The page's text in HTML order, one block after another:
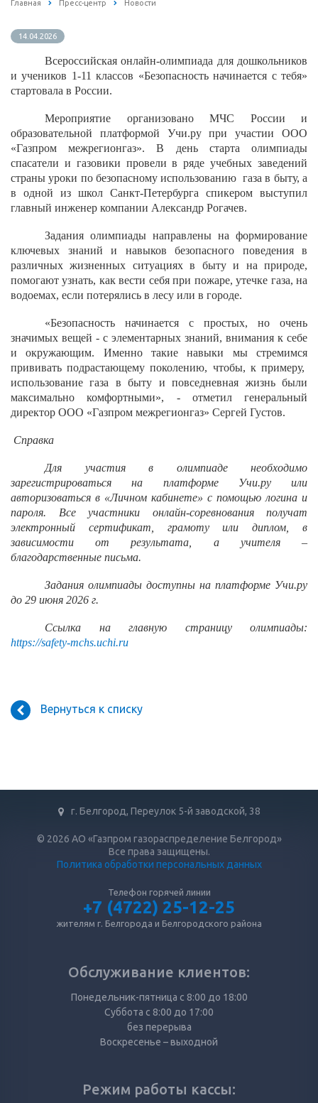
Главная Пресс-центр Новости
14.04.2026
Всероссийская онлайн-олимпиада для дошкольников
и учеников 1-11 классов «Безопасность начинается с тебя»
стартовала в России.
Мероприятие организовано МЧС России и
образовательной платформой Учи.ру при участии ООО
«Газпром межрегионгаз». В день старта олимпиады
спасатели и газовики провели в ряде учебных заведений
страны уроки по безопасному использованию газа в быту, а
в одной из школ Санкт-Петербурга спикером выступил
главный инженер компании Александр Рогачев.
Задания олимпиады направлены на формирование
ключевых знаний и навыков безопасного поведения в
различных жизненных ситуациях в быту и на природе,
помогают узнать, как вести себя при пожаре, утечке газа, на
водоемах, если потерялись в лесу или в городе.
«Безопасность начинается с простых, но очень
значимых вещей - с элементарных знаний, внимания к себе
и окружающим. Именно такие навыки мы стремимся
прививать подрастающему поколению, чтобы, к примеру,
использование газа в быту и повседневная жизнь были
максимально комфортными», - отметил генеральный
директор ООО «Газпром межрегионгаз» Сергей Густов.
Справка
Для участия в олимпиаде необходимо
зарегистрироваться на платформе Учи.ру или
авторизоваться в «Личном кабинете» с помощью логина и
пароля. Все участники онлайн-соревнования получат
электронный сертификат, грамоту или диплом, в
зависимости от результата, а учителя –
благодарственные письма.
Задания олимпиады доступны на платформе Учи.ру
до 29 июня 2026 г.
Ссылка на главную страницу олимпиады:
https://safety-mchs.uchi.ru
Вернуться к списку
г. Белгород, Переулок 5-й заводской, 38
© 2026 АО «Газпром газораспределение Белгород»
Все права защищены.
Политика обработки персональных данных
Телефон горячей линии
+7 (4722) 25-12-25
жителям г. Белгорода и Белгородского района
Обслуживание клиентов:
Понедельник-пятница с 8:00 до 18:00
Суббота с 8:00 до 17:00
без перерыва
Воскресенье – выходной
Режим работы кассы: